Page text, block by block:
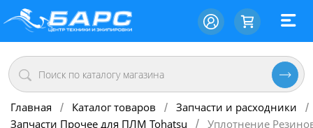
Главная / Каталог товаров / Запчасти и расходники
/
Запчасти Прочее для ПЛМ Tohatsu
/ Уплотнение